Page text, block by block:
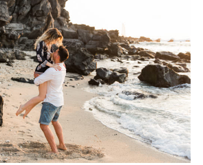
photo de couple sur
Réunion – Lola et
Nathan